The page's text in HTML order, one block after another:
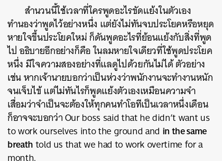
สำนวนนี้ใช้เวลาที่ใครพูดอะไรขัดแย้งในตัวเอง
ทำนองว่าพูดไว้อย่างหนึ่ง แต่ยังไม่ทันจบประโยคหรือหยุด
หายใจขึ้นประโยคใหม่ ก็ดันพูดอะไรที่ย้อนแย้งกับสิ่งที่พูด
ไป อธิบายอีกอย่างก็คือ ในลมหายใจเดียวที่ใช้พูดประโยค
หนึ่ง มีใจความสองอย่างที่แลดูไปด้วยกันไม่ได้ ตัวอย่าง
เช่น หากเจ้านายบอกว่าเป็นห่วงว่าพนักงานจะทำงานหนัก
จนเจ็บไข้ แต่ไม่ทันไรก็พูดแย้งตัวเองเหมือนความจำ
เสื่อมว่าจำเป็นจะต้องให้ทุกคนทำโอทีเป็นเวลาหนึ่งเดือน
ก็อาจจะบอกว่า Our boss said that he didn’t want us
to work ourselves into the ground and in the same
breathtold us that we had to work overtime for a